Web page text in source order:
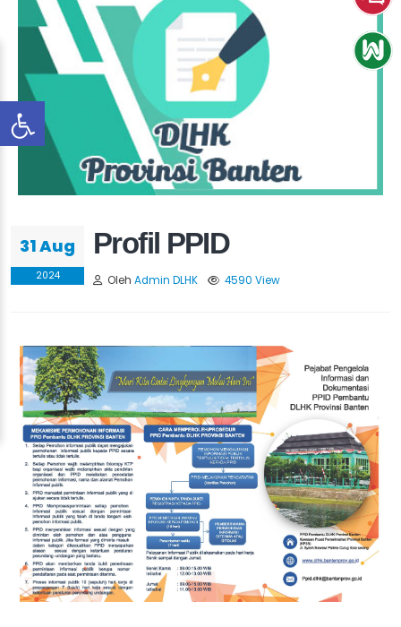
31 Aug
2024
Profil PPID
Oleh Admin DLHK 4590 View